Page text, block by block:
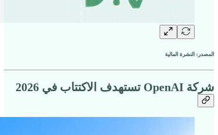
المصدر: النشرة المالية
شركة OpenAI تستهدف الاكتتاب في 2026